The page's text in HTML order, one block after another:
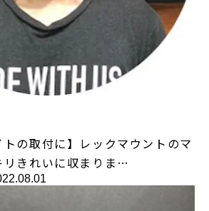
トの取付に】レックマウントのマ
リきれいに収まりま…